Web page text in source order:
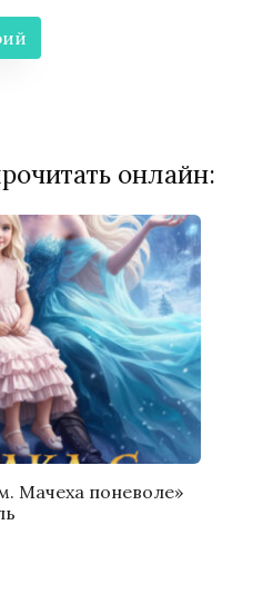
онлайн:
Мачеха поневоле»